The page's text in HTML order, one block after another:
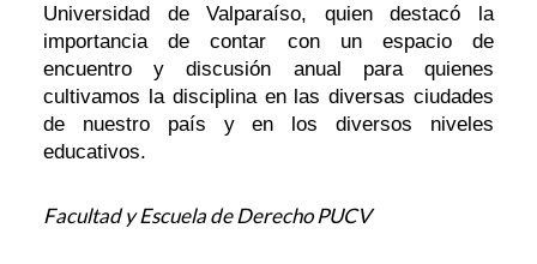
Universidad de Valparaíso, quien destacó la
importancia de contar con un espacio de
encuentro y discusión anual para quienes
cultivamos la disciplina en las diversas ciudades
de nuestro país y en los diversos niveles
educativos.
Facultad y Escuela de Derecho PUCV